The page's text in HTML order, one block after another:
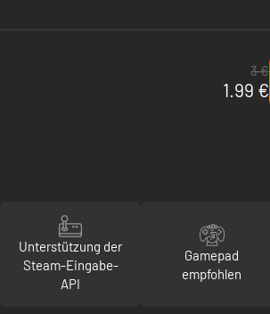
3 €
1.99 €
Unterstützung der
Steam-Eingabe-
API
Gamepad
empfohlen